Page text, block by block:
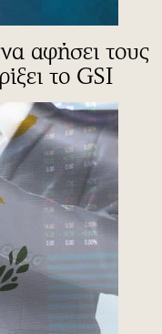
αφήσει τους
το GSI